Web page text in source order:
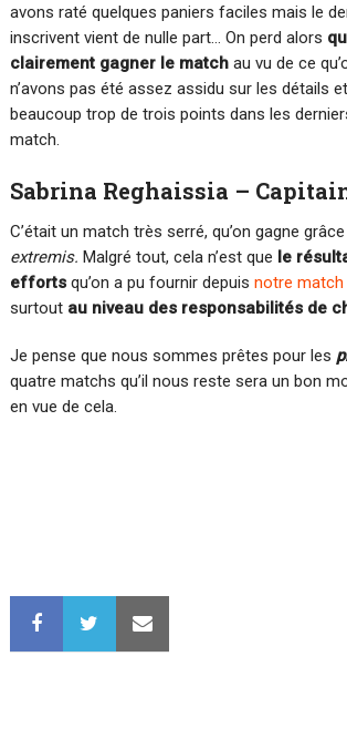
avons raté quelques paniers faciles mais le
inscrivent vient de nulle part… On perd alors
clairement gagner le matchau vu de ce
n’avons pas été assez assidu sur les détails
beaucoup trop de trois points dans les
match.
Sabrina Reghaissia –
C’était un match très serré, qu’on gagne
extremis. Malgré tout, cela n’est que le
effortsqu’on a pu fournir depuis notre match
surtout au niveau des responsabilités de
Je pense que nous sommes prêtes pour les
quatre matchs qu’il nous reste sera un bon
en vue de cela.